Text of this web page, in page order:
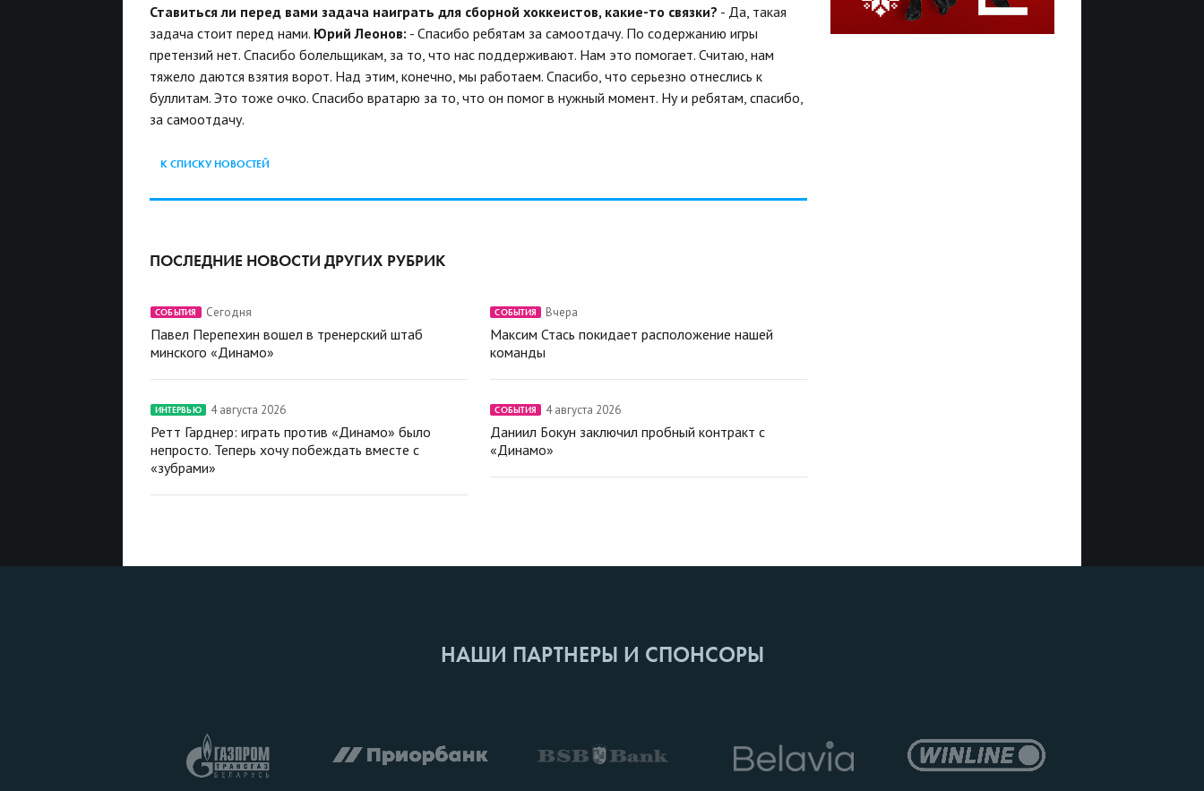
Ставиться ли перед вами задача наиграть для сборной хоккеистов, какие-то связки? - Да, такая
задача стоит перед нами. Юрий Леонов: - Спасибо ребятам за самоотдачу. По содержанию игры
претензий нет. Спасибо болельщикам, за то, что нас поддерживают. Нам это помогает. Считаю, нам
тяжело даются взятия ворот. Над этим, конечно, мы работаем. Спасибо, что серьезно отнеслись к
буллитам. Это тоже очко. Спасибо вратарю за то, что он помог в нужный момент. Ну и ребятам, спасибо,
за самоотдачу.
К СПИСКУ НОВОСТЕЙ
ПОСЛЕДНИЕ НОВОСТИ ДРУГИХ РУБРИК
СОБЫТИЯ Сегодня
Павел Перепехин вошел в тренерский штаб
минского «Динамо»
СОБЫТИЯ Вчера
Максим Стась покидает расположение нашей
команды
ИНТЕРВЬЮ 4 августа 2026
Ретт Гарднер: играть против «Динамо» было
непросто. Теперь хочу побеждать вместе с
«зубрами»
СОБЫТИЯ 4 августа 2026
Даниил Бокун заключил пробный контракт с
«Динамо»
НАШИ ПАРТНЕРЫ И СПОНСОРЫ